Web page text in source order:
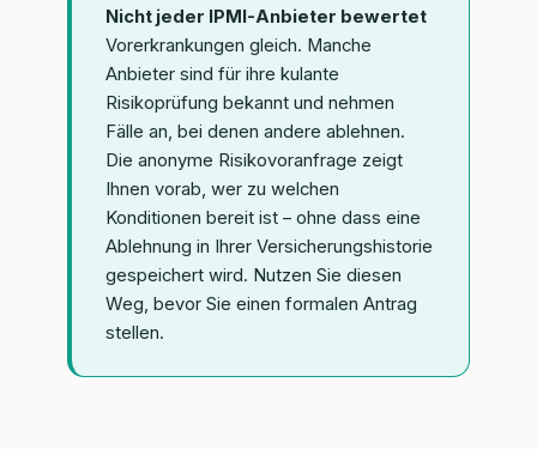
Nicht jeder IPMI-Anbieter bewertet
Vorerkrankungen gleich. Manche
Anbieter sind für ihre kulante
Risikoprüfung bekannt und nehmen
Fälle an, bei denen andere ablehnen.
Die anonyme Risikovoranfrage zeigt
Ihnen vorab, wer zu welchen
Konditionen bereit ist – ohne dass eine
Ablehnung in Ihrer Versicherungshistorie
gespeichert wird. Nutzen Sie diesen
Weg, bevor Sie einen formalen Antrag
stellen.